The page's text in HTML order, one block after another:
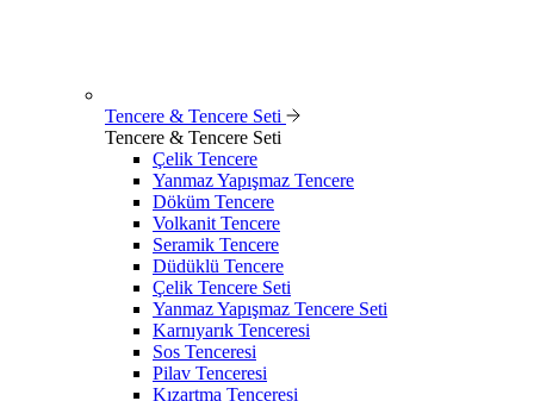
Tencere & Tencere Seti
Tencere & Tencere Seti
Çelik Tencere
Yanmaz Yapışmaz Tencere
Döküm Tencere
Volkanit Tencere
Seramik Tencere
Düdüklü Tencere
Çelik Tencere Seti
Yanmaz Yapışmaz Tencere Seti
Karnıyarık Tenceresi
Sos Tenceresi
Pilav Tenceresi
Kızartma Tenceresi